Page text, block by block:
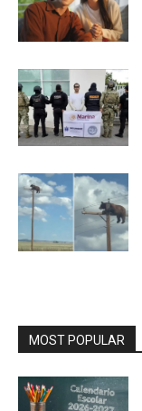
MOST POPULAR